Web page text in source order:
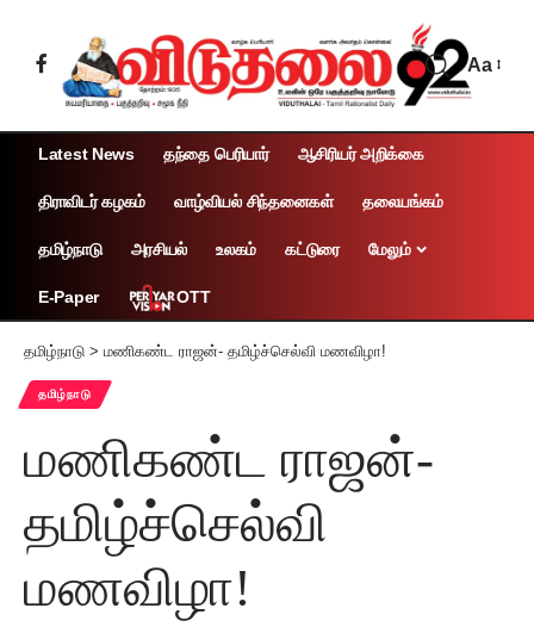
Aa
Latest News தந்தை பெரியார் ஆசிரியர் அறிக்கை
திராவிடர் கழகம் வாழ்வியல் சிந்தனைகள் தலையங்கம்
தமிழ்நாடு அரசியல் உலகம் கட்டுரை மேலும்
E-Paper OTT
தமிழ்நாடு > மணிகண்ட ராஜன்- தமிழ்ச்செல்வி மணவிழா!
தமிழ்நாடு
மணிகண்ட ராஜன்-
தமிழ்ச்செல்வி
மணவிழா!